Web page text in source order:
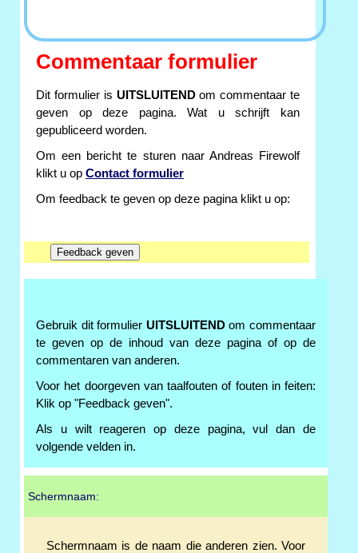
Commentaar formulier
Dit formulier is UITSLUITENDom commentaar te
geven op deze pagina. Wat u schrijft kan
gepubliceerd worden.
Om een bericht te sturen naar Andreas Firewolf
klikt u op Contact formulier
Om feedback te geven op deze pagina klikt u op:
Gebruik dit formulier UITSLUITENDom commentaar
te geven op de inhoud van deze pagina of op de
commentaren van anderen.
Voor het doorgeven van taalfouten of fouten in feiten:
Klik op "Feedback geven".
Als u wilt reageren op deze pagina, vul dan de
volgende velden in.
Schermnaam:
Schermnaam is de naam die anderen zien. Voor